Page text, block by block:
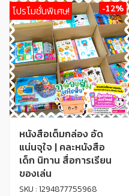
โปรโมชั่นพิเศษ! -12%
หนังสือเต็มกล่อง อัด
แน่นจุใจ | คละหนังสือ
เด็ก นิทาน สื่อการเรียน
ของเล่น
SKU : 1294877755968